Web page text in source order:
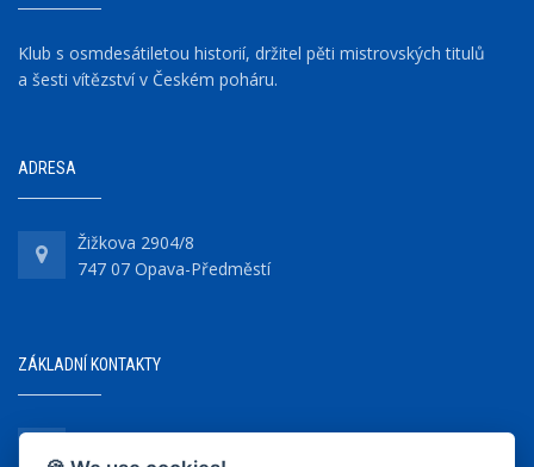
Klub s osmdesátiletou historií, držitel pěti mistrovských titulů
a šesti vítězství v Českém poháru.
ADRESA
Žižkova 2904/8
747 07 Opava-Předměstí
ZÁKLADNÍ KONTAKTY
+420 737 218 679